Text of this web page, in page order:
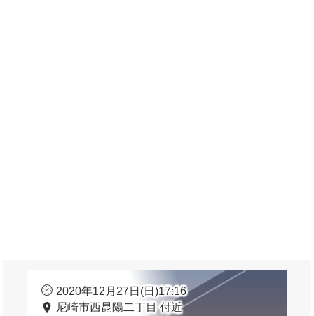
2020年12月27日(日)17:16
尼崎市西昆陽二丁目 付近